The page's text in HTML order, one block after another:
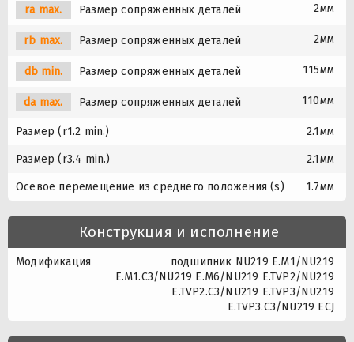
ra max. Размер сопряженных деталей 2мм
rb max. Размер сопряженных деталей 2мм
db min. Размер сопряженных деталей 115мм
da max. Размер сопряженных деталей 110мм
Размер (r1.2 min.) 2.1мм
Размер (r3.4 min.) 2.1мм
Осевое перемещение из среднего положения (s) 1.7мм
Конструкция и исполнение
Модификация
подшипник NU219 E.M1/NU219
E.M1.C3/NU219 E.M6/NU219 E.TVP2/NU219
E.TVP2.C3/NU219 E.TVP3/NU219
E.TVP3.C3/NU219 ECJ